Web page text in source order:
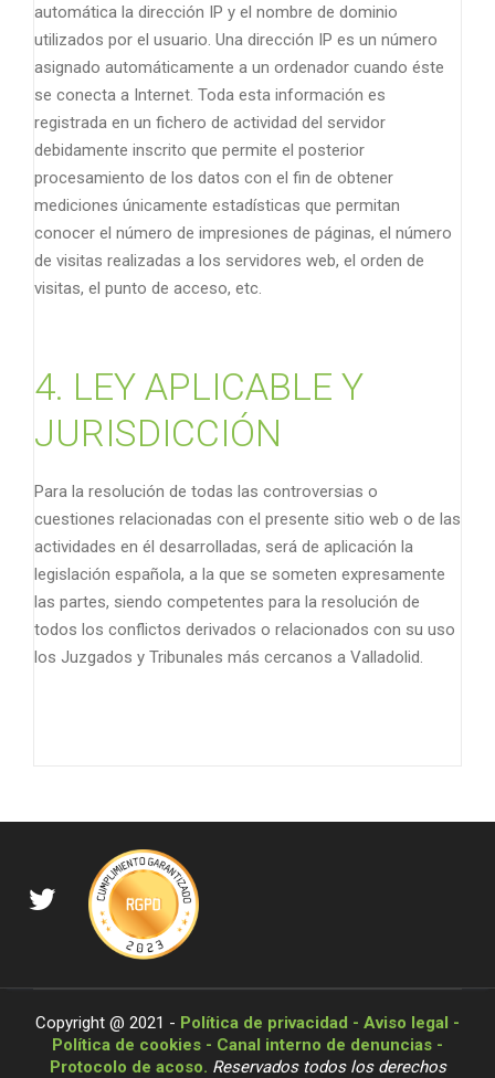
automática la dirección IP y el nombre de dominio
utilizados por el usuario. Una dirección IP es un número
asignado automáticamente a un ordenador cuando éste
se conecta a Internet. Toda esta información es
registrada en un fichero de actividad del servidor
debidamente inscrito que permite el posterior
procesamiento de los datos con el fin de obtener
mediciones únicamente estadísticas que permitan
conocer el número de impresiones de páginas, el número
de visitas realizadas a los servidores web, el orden de
visitas, el punto de acceso, etc.
4. LEY APLICABLE Y
JURISDICCIÓN
Para la resolución de todas las controversias o
cuestiones relacionadas con el presente sitio web o de las
actividades en él desarrolladas, será de aplicación la
legislación española, a la que se someten expresamente
las partes, siendo competentes para la resolución de
todos los conflictos derivados o relacionados con su uso
los Juzgados y Tribunales más cercanos a Valladolid.
Copyright @ 2021 - Política de privacidad - Aviso legal -
Política de cookies - Canal interno de denuncias -
Protocolo de acoso. Reservados todos los derechos